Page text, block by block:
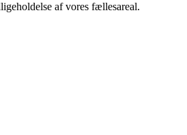
af vores fællesareal.